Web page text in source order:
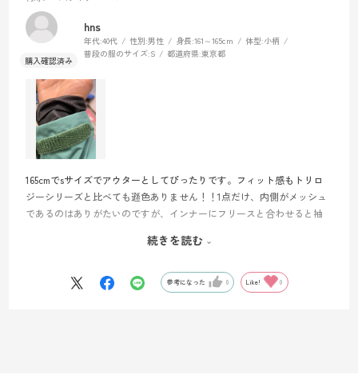
hns
年代:40代 性別:男性 身長:161～165cm 体型:小柄
普段の服のサイズ:S 都道府県:東京都
165cmでsサイズでアウターとしてぴったりです。フィット感もトリロ
ジーシリーズと比べても遜色ありません！！1点だけ、内側がメッシュ
であるのはありがたいのですが、インナーにフリースと合わせると袖
続きを読む
参考になった 0 Like! 0